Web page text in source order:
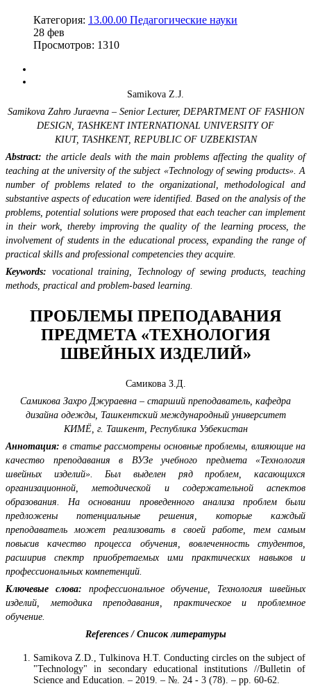
Категория: 13.00.00 Педагогические науки
28 фев
Просмотров: 1310
Samikova Z.J.
Samikova Zahro Juraevna – Senior Lecturer, DEPARTMENT OF FASHION
DESIGN, TASHKENT INTERNATIONAL UNIVERSITY OF
KIUT, TASHKENT, REPUBLIC OF UZBEKISTAN
Abstract: the article deals with the main problems affecting the quality of
teaching at the university of the subject «Technology of sewing products». A
number of problems related to the organizational, methodological and
substantive aspects of education were identified. Based on the analysis of the
problems, potential solutions were proposed that each teacher can implement
in their work, thereby improving the quality of the learning process, the
involvement of students in the educational process, expanding the range of
practical skills and professional competencies they acquire.
Keywords: vocational training, Technology of sewing products, teaching
methods, practical and problem-based learning.
ПРОБЛЕМЫ ПРЕПОДАВАНИЯ
ПРЕДМЕТА «ТЕХНОЛОГИЯ
ШВЕЙНЫХ ИЗДЕЛИЙ»
Самикова З.Д.
Самикова Захро Джураевна – старший преподаватель, кафедра
дизайна одежды, Ташкентский международный университет
КИМЁ, г. Ташкент, Республика Узбекистан
Аннотация: в статье рассмотрены основные проблемы, влияющие на
качество преподавания в ВУЗе учебного предмета «Технология
швейных изделий». Был выделен ряд проблем, касающихся
организационной, методической и содержательной аспектов
образования. На основании проведенного анализа проблем были
предложены потенциальные решения, которые каждый
преподаватель может реализовать в своей работе, тем самым
повысив качество процесса обучения, вовлеченность студентов,
расширив спектр приобретаемых ими практических навыков и
профессиональных компетенций.
Ключевые слова: профессиональное обучение, Технология швейных
изделий, методика преподавания, практическое и проблемное
обучение.
References / Список литературы
Samikova Z.D., Tulkinova H.T. Conducting circles on the subject of
"Technology" in secondary educational institutions //Bulletin of
Science and Education. – 2019. – №. 24 - 3 (78). – pp. 60-62.